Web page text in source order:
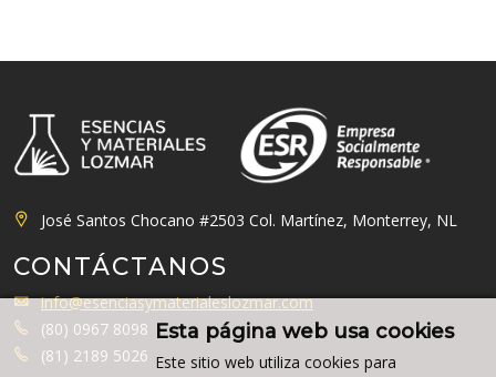
Esta página web usa cookies
Este sitio web utiliza cookies para
José Santos Chocano #2503 Col. Martínez, Monterrey, NL
CONTÁCTANOS
info@esenciasymaterialeslozmar.com
(80) 0967 8098
(81) 2189 5026